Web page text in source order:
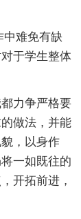
难免有缺
于学生整体
力争严格要
做法，并能
，以身作
一如既往的
开拓前进，